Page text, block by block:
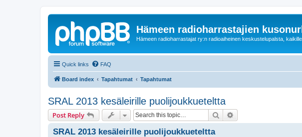
Hämeen radioharrastajien
Hämeen radioharrastajat ry:n radioaiheinen keskustelupalsta,
Quick links FAQ
Board index Tapahtumat Tapahtumat
SRAL 2013 kesäleirille puolijoukkueteltta
Post Reply Search
SRAL 2013 kesäleirille puolijoukkueteltta